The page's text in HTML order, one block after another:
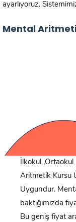
ayarlıyoruz.
Mental
İlkokul ,Ortaokul
Aritmetik Kursu
Uygundur.
baktığımızda
Bu geniş fiyat